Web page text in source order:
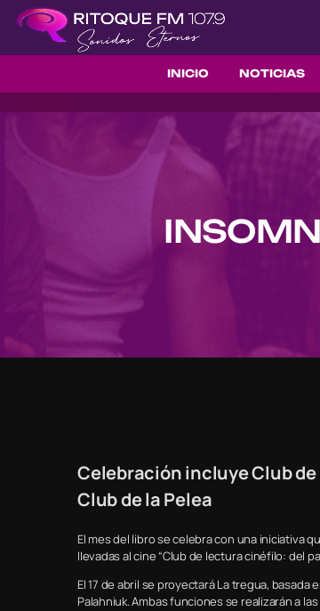
INICIO NOTICIAS
Celebración incluye Club
Club de la Pelea
El mes del libro se celebra con una iniciativa
llevadas al cine “Club de lectura cinéfilo: del
El 17 de abril se proyectará La tregua,
Palahniuk. Ambas funciones se realizarán a